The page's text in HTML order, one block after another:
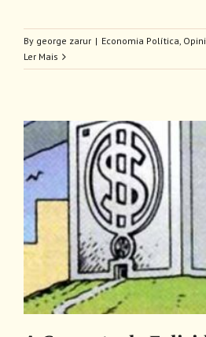
By george zarur | Economia Política,
Ler Mais